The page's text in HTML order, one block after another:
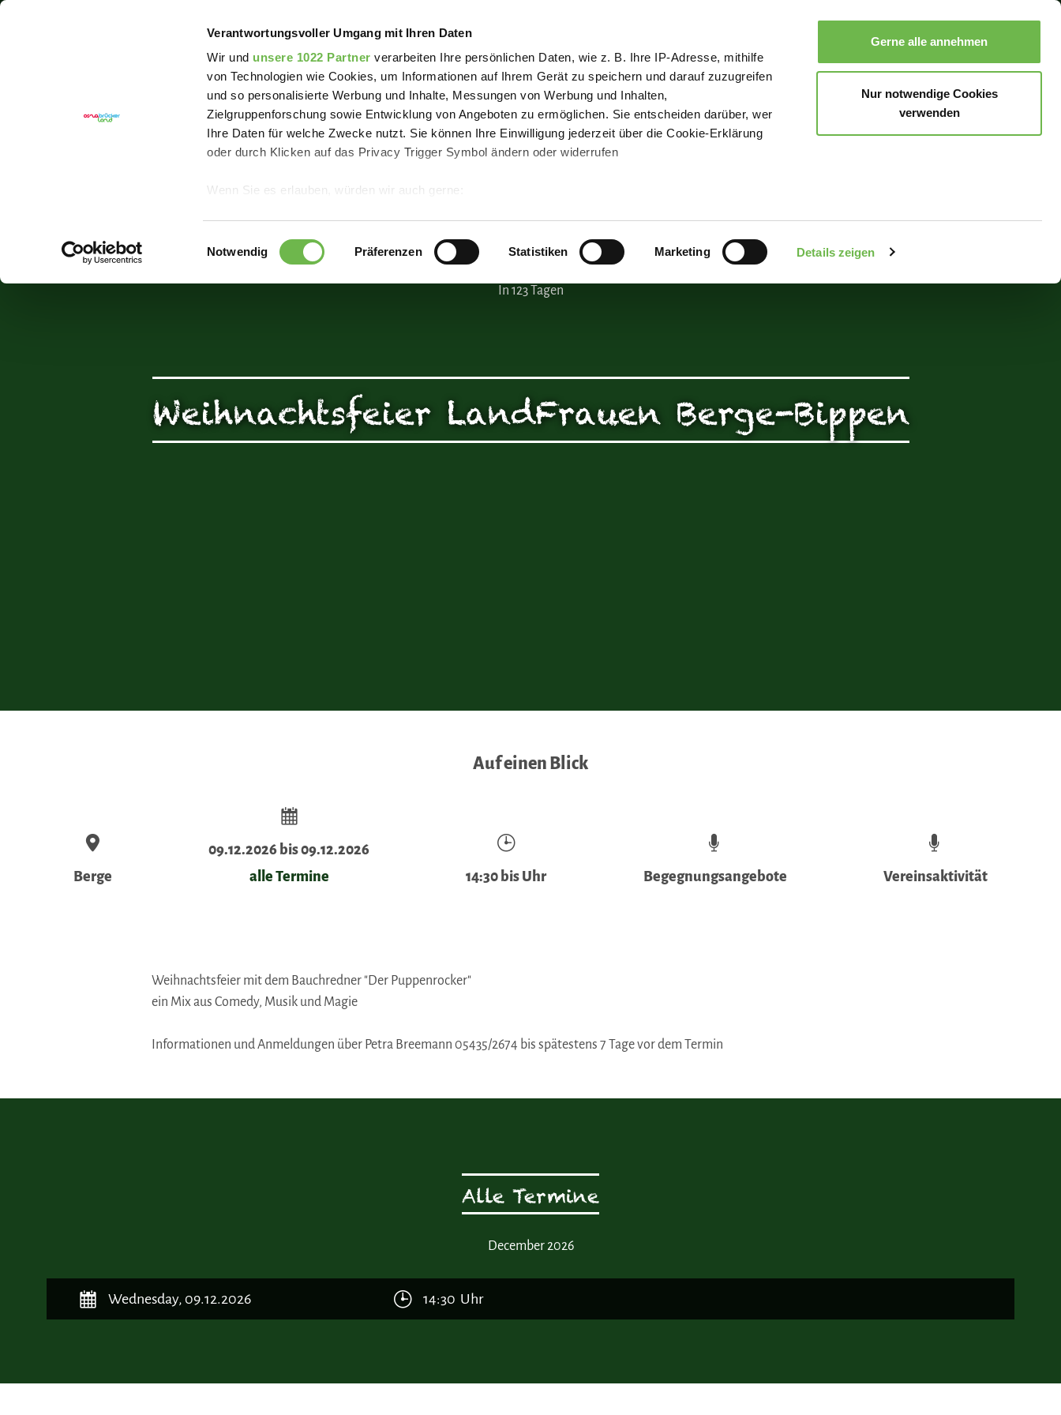
Verantwortungsvoller Umgang mit Ihren Daten
Wir und unsere 1022 Partner verarbeiten Ihre persönlichen Daten, wie z. B. Ihre IP-Adresse, mithilfe
von Technologien wie Cookies, um Informationen auf Ihrem Gerät zu speichern und darauf zuzugreifen
und so personalisierte Werbung und Inhalte, Messungen von Werbung und Inhalten,
Zielgruppenforschung sowie Entwicklung von Angeboten zu ermöglichen. Sie entscheiden darüber, wer
Ihre Daten für welche Zwecke nutzt. Sie können Ihre Einwilligung jederzeit über die Cookie-Erklärung
oder durch Klicken auf das Privacy Trigger Symbol ändern oder widerrufen
Wenn Sie es erlauben, würden wir auch gerne:
Ihr Gerät durch aktives Scannen nach bestimmten Merkmalen (Fingerprinting) identifizieren
Hinweis auf Verarbeitung Ihrer auf dieser Webseite erhobenen Daten in den USA durch Google
und YouTube:
Indem Sie auf "Gerne Alle annehmen" oder Präferenzen, Statistiken oder Marketing
ankreuzen und auf „Auswahl manuell festlegen“ klicken, willigen Sie zugleich gem. Art. 49 Abs. 1 S. 1 lit.
a DSGVO ein, dass Ihre Daten in den USA verarbeitet werden. Die USA werden vom Europäischen
Gerichtshof als ein Land mit einem nach EU-Standards unzureichendem Datenschutzniveau
Einwilligungsauswahl
Notwendig Präferenzen Statistiken Marketing Details zeigen
Gerne alle annehmen
Nur notwendige Cookies
verwenden
Suche Buchen Menü
In 123 Tagen
Weihnachtsfeier LandFrauen Berge-Bippen
Auf einen Blick
Berge
09.12.2026 bis 09.12.2026
alle Termine
14:30 bis Uhr Begegnungsangebote Vereinsaktivität
Weihnachtsfeier mit dem Bauchredner "Der Puppenrocker"
ein Mix aus Comedy, Musik und Magie
Informationen und Anmeldungen über Petra Breemann 05435/2674 bis spätestens 7 Tage vor dem Termin
Alle Termine
December 2026
Wednesday, 09.12.2026 14:30 Uhr